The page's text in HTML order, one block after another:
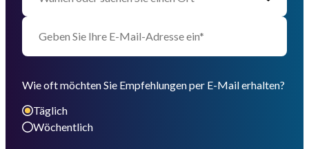
Wie oft möchten Sie Empfehlungen per E-Mail erhalten?
Täglich
Wöchentlich